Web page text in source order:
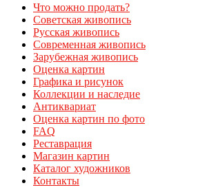
Что можно продать?
Советская живопись
Русская живопись
Современная живопись
Зарубежная живопись
Оценка картин
Графика и рисунок
Коллекции и наследие
Антиквариат
Оценка картин по фото
FAQ
Реставрация
Магазин картин
Каталог художников
Контакты